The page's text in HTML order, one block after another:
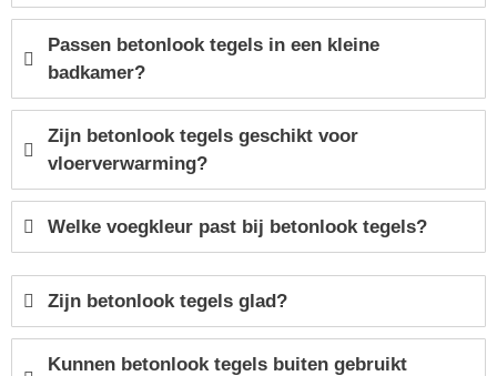
Passen betonlook tegels in een kleine
badkamer?
Zijn betonlook tegels geschikt voor
vloerverwarming?
Welke voegkleur past bij betonlook tegels?
Zijn betonlook tegels glad?
Kunnen betonlook tegels buiten gebruikt